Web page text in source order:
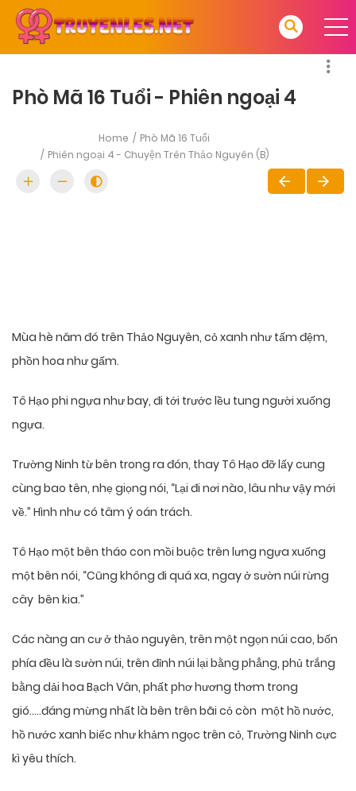
Phò Mã 16 Tuổi - Phiên ngoại 4
Home
Phò Mã 16 Tuổi
Phiên ngoại 4 - Chuyện Trên Thảo Nguyên (B)
Mùa hè năm đó trên Thảo Nguyên, cỏ xanh như tấm đệm,
phồn hoa như gấm.
Tô Hạo phi ngựa như bay, đi tới trước lều tung người xuống
ngựa.
Trường Ninh từ bên trong ra đón, thay Tô Hạo đỡ lấy cung
cùng bao tên, nhẹ giọng nói, “Lại đi nơi nào, lâu như vậy mới
về.” Hình như có tâm ý oán trách.
Tô Hạo một bên tháo con mồi buộc trên lưng ngựa xuống
một bên nói, “Cũng không đi quá xa, ngay ở sườn núi rừng
cây bên kia.”
Các nàng an cư ở thảo nguyên, trên một ngọn núi cao, bốn
phía đều là sườn núi, trên đỉnh núi lại bằng phẳng, phủ trắng
bằng dải hoa Bạch Vân, phất phơ hương thơm trong
gió…..đáng mừng nhất là bên trên bãi cỏ còn một hồ nước,
hồ nước xanh biếc như khảm ngọc trên cỏ, Trường Ninh cực
kì yêu thích.